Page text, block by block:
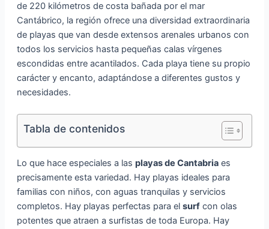
de 220 kilómetros de costa bañada por el mar
Cantábrico, la región ofrece una diversidad extraordinaria
de playas que van desde extensos arenales urbanos con
todos los servicios hasta pequeñas calas vírgenes
escondidas entre acantilados. Cada playa tiene su propio
carácter y encanto, adaptándose a diferentes gustos y
necesidades.
Tabla de contenidos
Lo que hace especiales a las playas de Cantabriaes
precisamente esta variedad. Hay playas ideales para
familias con niños, con aguas tranquilas y servicios
completos. Hay playas perfectas para el surfcon olas
potentes que atraen a surfistas de toda Europa. Hay